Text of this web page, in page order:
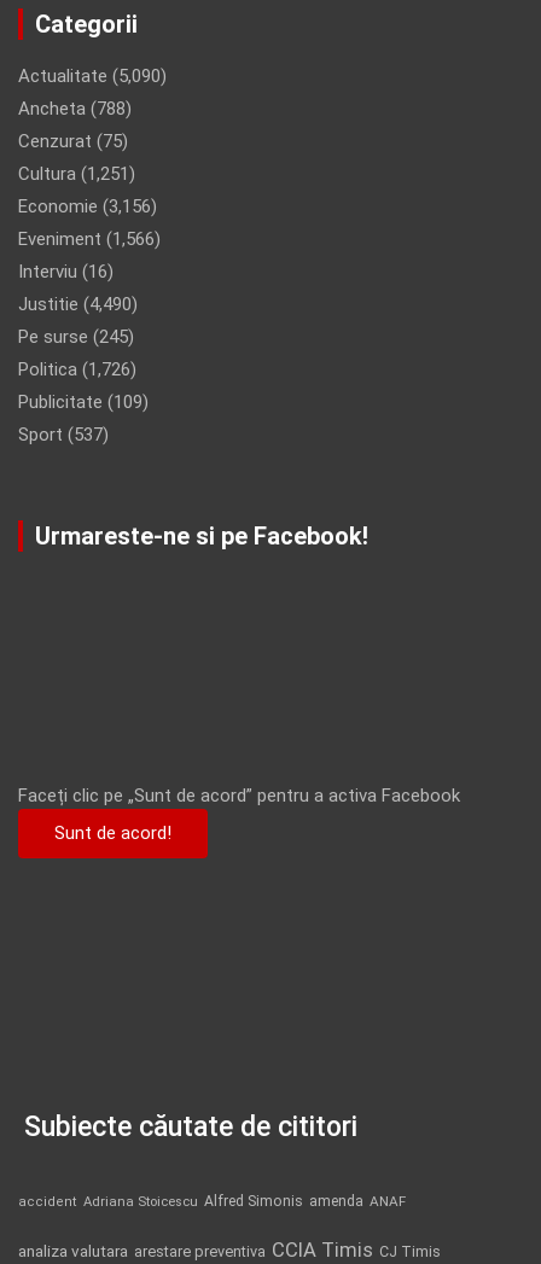
Categorii
Actualitate (5,090)
Ancheta (788)
Cenzurat (75)
Cultura (1,251)
Economie (3,156)
Eveniment (1,566)
Interviu (16)
Justitie (4,490)
Pe surse (245)
Politica (1,726)
Publicitate (109)
Sport (537)
Urmareste-ne si pe Facebook!
Faceți clic pe „Sunt de acord” pentru a activa Facebook
Sunt de acord!
Subiecte căutate de cititori
accident Adriana Stoicescu Alfred Simonis amenda ANAF
analiza valutara arestare preventiva CCIA Timis CJ Timis